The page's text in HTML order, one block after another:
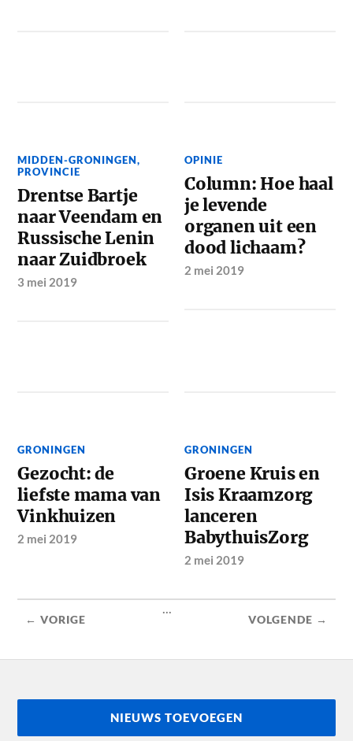
MIDDEN-GRONINGEN,
PROVINCIE
Drentse Bartje
naar Veendam en
Russische Lenin
naar Zuidbroek
3 mei 2019
OPINIE
Column: Hoe haal
je levende
organen uit een
dood lichaam?
2 mei 2019
GRONINGEN
Gezocht: de
liefste mama van
Vinkhuizen
2 mei 2019
GRONINGEN
Groene Kruis en
Isis Kraamzorg
lanceren
BabythuisZorg
2 mei 2019
← VORIGE
...
VOLGENDE →
NIEUWS TOEVOEGEN